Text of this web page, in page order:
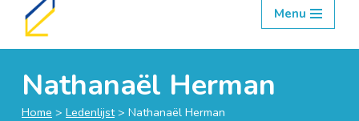
Skip
Menu
Nathanaël Herman
Home > Ledenlijst> Nathanaël Herman